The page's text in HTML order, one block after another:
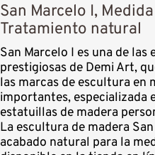
San Marcelo I,
Tratamiento natural
San Marcelo I es una de las
prestigiosas de Demi Art,
las marcas de escultura en
importantes, especializada
estatuillas de madera
La escultura de madera
acabado natural para la